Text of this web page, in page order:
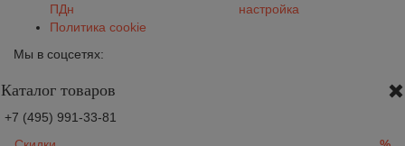
ПДн
Политика cookie
настройка
Мы в соцсетях:
Каталог товаров
+7 (495) 991-33-81